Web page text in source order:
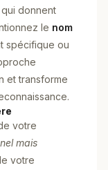
donnent
le nom
spécifique ou
et transforme
votre
mais
votre